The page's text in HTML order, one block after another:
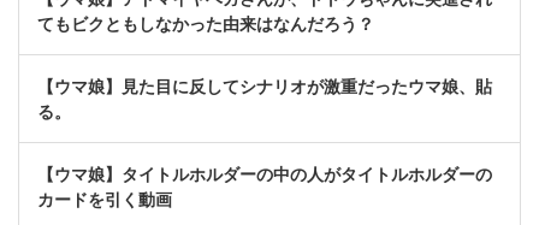
てもビクともしなかった由来はなんだろう？
【ウマ娘】見た目に反してシナリオが激重だったウマ娘、貼
る。
【ウマ娘】タイトルホルダーの中の人がタイトルホルダーの
カードを引く動画